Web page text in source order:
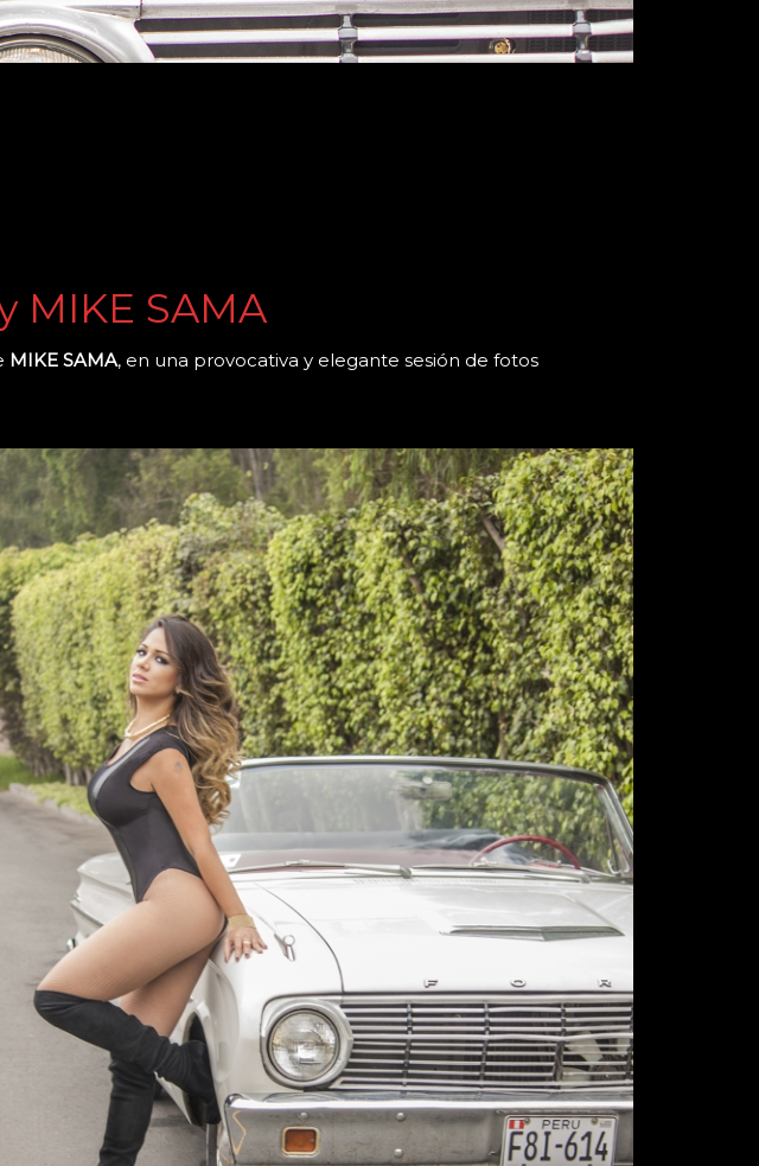
MIKE SAMA
MIKE SAMA, en una provocativa y elegante sesión de fotos